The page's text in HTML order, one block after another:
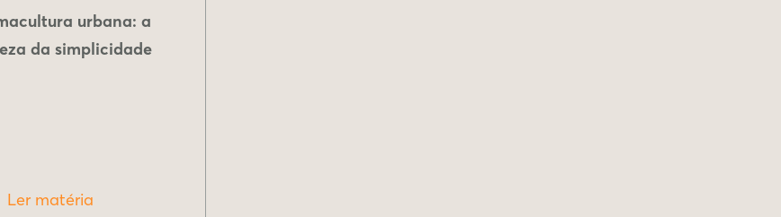
urbana: a
da simplicidade
Ler matéria